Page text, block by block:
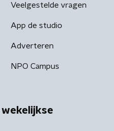
Veelgestelde vragen
App de studio
Adverteren
NPO Campus